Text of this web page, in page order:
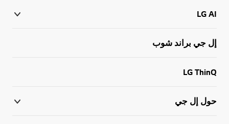
LG AI
إل جي براند شوب
LG ThinQ
حول إل جي